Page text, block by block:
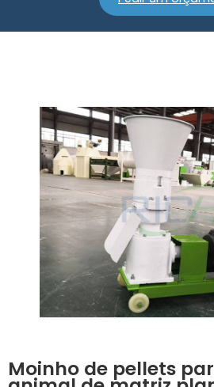
Moinho de pellets